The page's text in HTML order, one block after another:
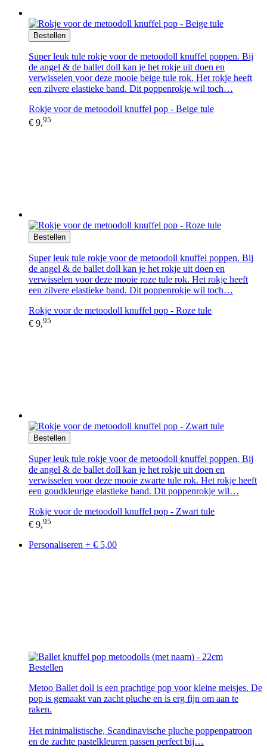
Bestellen
Super leuk tule rokje voor de metoodoll knuffel poppen. Bij
de angel & de ballet doll kan je het rokje uit doen en
verwisselen voor deze mooie beige tule rok. Het rokje heeft
een zilvere elastieke band. Dit poppenrokje wil toch…
Rokje voor de metoodoll knuffel pop - Beige tule
€ 9,95
Bestellen
Super leuk tule rokje voor de metoodoll knuffel poppen. Bij
de angel & de ballet doll kan je het rokje uit doen en
verwisselen voor deze mooie roze tule rok. Het rokje heeft
een zilvere elastieke band. Dit poppenrokje wil toch…
Rokje voor de metoodoll knuffel pop - Roze tule
€ 9,95
Bestellen
Super leuk tule rokje voor de metoodoll knuffel poppen. Bij
de angel & de ballet doll kan je het rokje uit doen en
verwisselen voor deze mooie zwarte tule rok. Het rokje heeft
een goudkleurige elastieke band. Dit poppenrokje wil…
Rokje voor de metoodoll knuffel pop - Zwart tule
€ 9,95
Personaliseren + € 5,00
Bestellen
Metoo Ballet doll is een prachtige pop voor kleine meisjes. De
pop is gemaakt van zacht pluche en is erg fijn om aan te
raken.
Het minimalistische, Scandinavische pluche poppenpatroon
en de zachte pastelkleuren passen perfect bij…